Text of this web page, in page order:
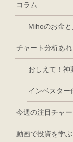
コラム
Mihoのお金と
チャート分析あ
おしえて！神
インベスター
今週の注目チャー
動画で投資を学ぶ